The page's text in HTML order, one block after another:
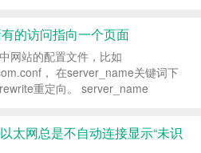
的访问指向一个页面
网站的配置文件，比如
， 在server_name关键词下
重定向。 server_name
太网总是不自动连接显示“未识